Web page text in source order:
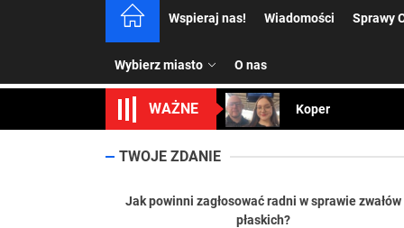
Wspieraj nas! Wiadomości Sprawy
Wybierz miasto O nas
WAŻNE
Koper – część 2.
Uwaga Dębieńsko
Ilu mieszkańców
Dość
TWOJE ZDANIE
Jak powinni zagłosować radni w sprawie zwałów
płaskich?